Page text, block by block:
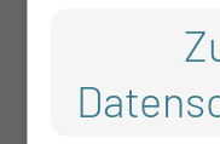
Warum